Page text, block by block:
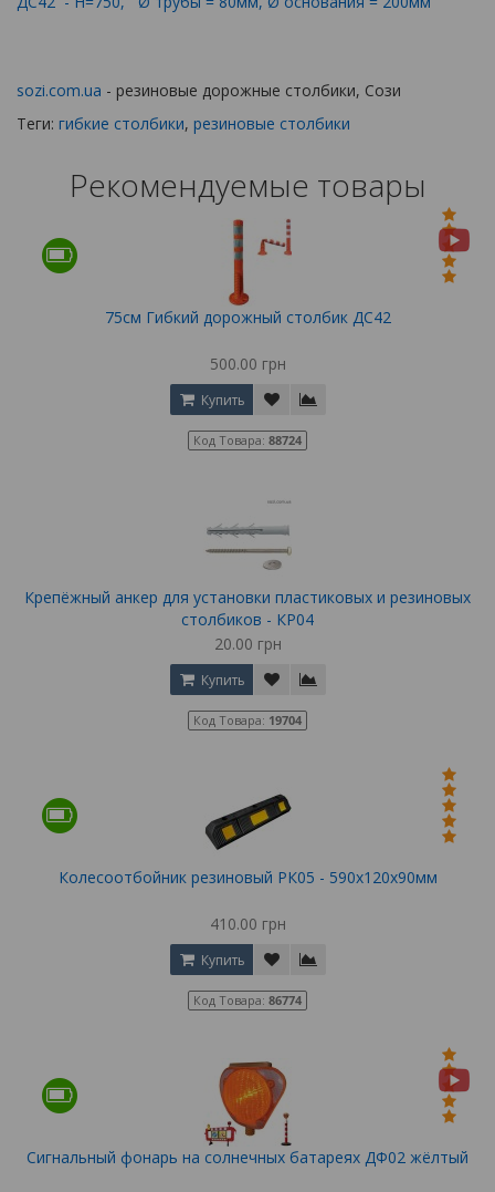
sozi.com.ua - резиновые дорожные столбики, Сози
Теги: гибкие столбики, резиновые столбики
Рекомендуемые товары
75см Гибкий дорожный столбик ДС42
500.00 грн
Купить
Код Товара: 88724
Крепёжный анкер для установки пластиковых и резиновых
столбиков - КР04
20.00 грн
Купить
Код Товара: 19704
Колесоотбойник резиновый РК05 - 590х120х90мм
410.00 грн
Купить
Код Товара: 86774
Сигнальный фонарь на солнечных батареях ДФ02 жёлтый